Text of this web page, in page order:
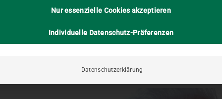
anzunehmen und zu respektieren, ist unser
Nur essenzielle Cookies akzeptieren
Individuelle Datenschutz-Präferenzen
Datenschutzerklärung